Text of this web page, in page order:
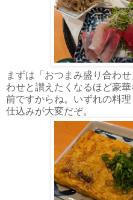
まずは「おつまみ盛り合わ
わせと讃えたくなるほど豪
前ですからね。いずれの料
仕込みが大変だぞ。